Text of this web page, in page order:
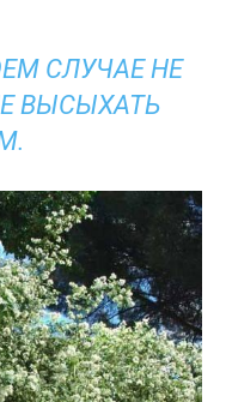
СЛУЧАЕ НЕ
ВЫСЫХАТЬ